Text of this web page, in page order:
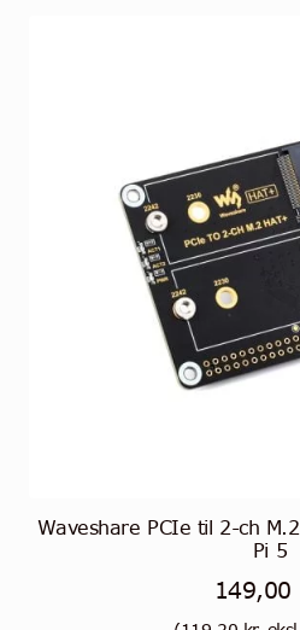
Waveshare PCIe til 2-ch
Pi 5
149,00